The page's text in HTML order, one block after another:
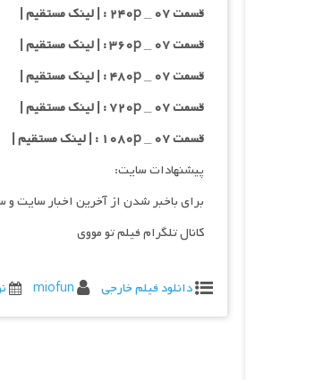
قسمت ۰۷ _ ۲۴۰p : | لینک مستقیم |
قسمت ۰۷ _ ۳۶۰p : | لینک مستقیم |
قسمت ۰۷ _ ۴۸۰p : | لینک مستقیم |
قسمت ۰۷ _ ۷۲۰p : | لینک مستقیم |
قسمت ۰۷ _ ۱۰۸۰p : | لینک مستقیم |
پیشنهادات سایت:
برای باخبر شدن از آخرین اخبار سایت و
کانال تلگرام فیلم تو مووی
دانلود فیلم خارجی miofun